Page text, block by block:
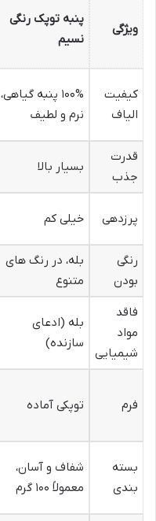
ویژگی
پنبه توپک رنگی
نسیم
کیفیت
الیاف
۱۰۰% پنبه گیاهی،
نرم و لطیف
قدرت
جذب
بسیار بالا
پرزدهی خیلی کم
رنگی
بودن
بله، در رنگ های
متنوع
فاقد
مواد
شیمیایی
بله (ادعای
سازنده)
فرم توپکی آماده
بسته
بندی
شفاف و آسان،
معمولاً ۱۰۰ گرم